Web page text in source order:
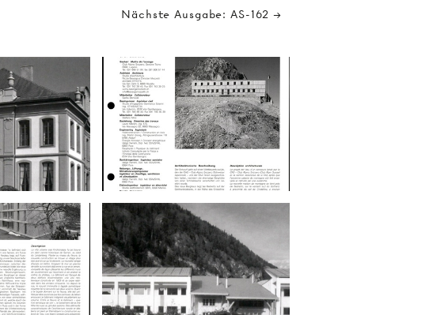
Nächste Ausgabe: AS-162 →